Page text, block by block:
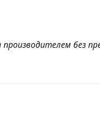
без